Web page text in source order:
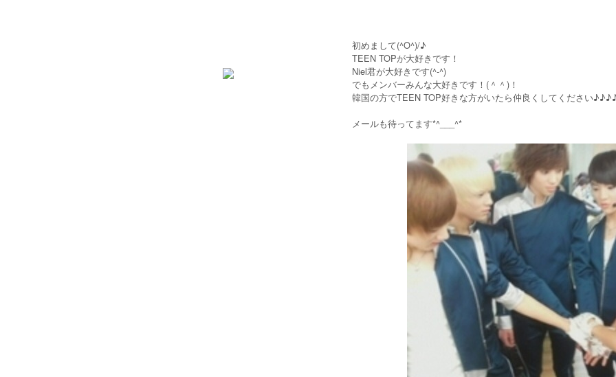
初めまして(^O^)/♪
TEEN TOPが大好きです！
Niel君が大好きです(^-^)
でもメンバーみんな大好きです！(＾＾)！
韓国の方でTEEN TOP好きな方がいたら仲良くしてください
メールも待ってます*^___^*